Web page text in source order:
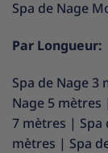
Spa de Nage
Par Longueur:
Spa de Nage 3
Nage 5 mètres |
7 mètres | Spa
mètres | Spa